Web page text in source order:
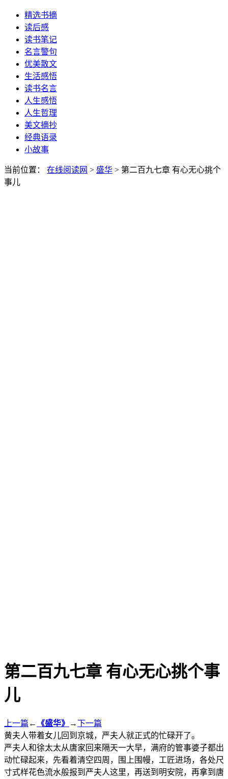
精选书摘
读后感
读书笔记
名言警句
优美散文
生活感悟
读书名言
人生感悟
人生哲理
美文摘抄
经典语录
小故事
当前位置： 在线阅读网 > 盛华 > 第二百九七章 有心无心挑个
事儿
第二百九七章 有心无心挑个事
儿
上一篇 ← 《盛华》 →下一篇
黄夫人带着女儿回到京城，严夫人就正式的忙碌开了。
严夫人和徐太太从唐家回来隔天一大早，满府的管事婆子都出
动忙碌起来，先看着清空四周，围上围幔，工匠进场，各处尺
寸式样花色流水般报到严夫人这里，再送到明安院，再拿到唐